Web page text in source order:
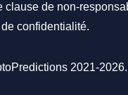
clause de non-
confidentialité.
2021-